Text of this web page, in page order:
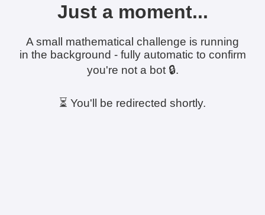
Just a moment...
A small mathematical challenge is running
in the background - fully automatic to confirm
you're not a bot 🔒.
⏳ You'll be redirected shortly.